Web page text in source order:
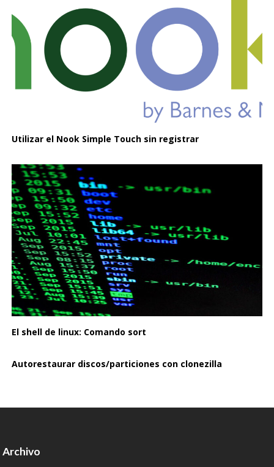
Utilizar el Nook Simple Touch sin registrar
El shell de linux: Comando sort
Autorestaurar discos/particiones con clonezilla
Archivo